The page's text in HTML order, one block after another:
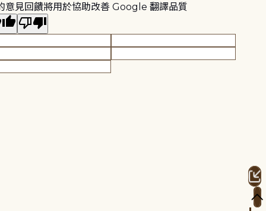
意見回饋將用於協助改善 Google 翻譯品質